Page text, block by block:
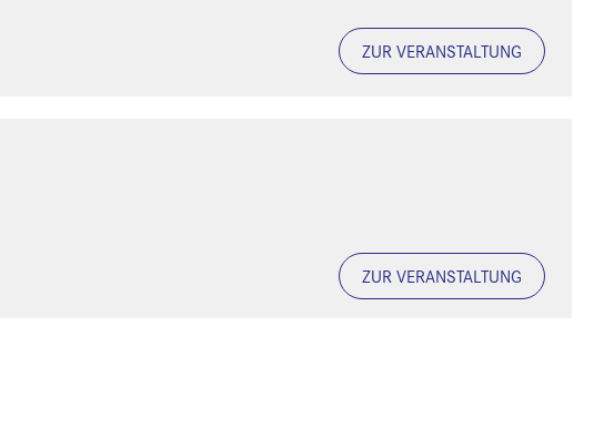
ZUR VERANSTALTUNG
ZUR VERANSTALTUNG